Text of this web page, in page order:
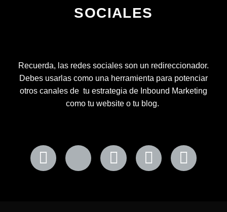
SOCIALES
Recuerda, las redes sociales son un redireccionador.
Debes usarlas como una herramienta para potenciar
otros canales de tu estrategia de Inbound Marketing
como tu website o tu blog.